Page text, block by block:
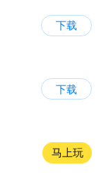
下载
下载
马上玩